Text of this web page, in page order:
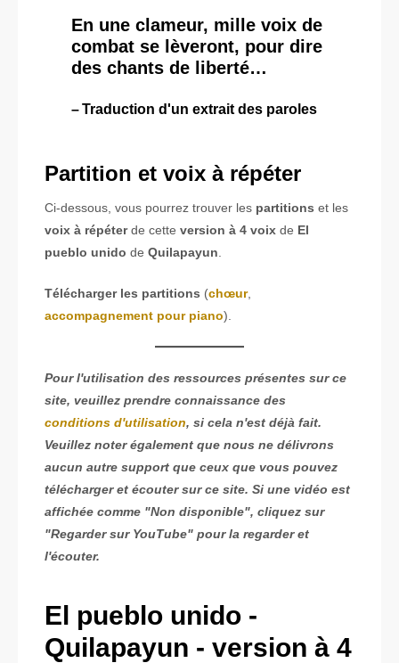
En une clameur, mille voix de
combat se lèveront, pour dire
des chants de liberté…
Traduction d'un extrait des paroles
Partition et voix à répéter
Ci-dessous, vous pourrez trouver les partitions et les
voix à répéterde cette version à 4 voix de El
pueblo unido de Quilapayun
Télécharger les partitions (chœur,
accompagnement pour piano).
Pour l'utilisation des ressources présentes sur ce
site, veuillez prendre connaissance des
conditions d'utilisation, si cela n'est déjà fait.
Veuillez noter également que nous ne délivrons
aucun autre support que ceux que vous pouvez
télécharger et écouter sur ce site. Si une vidéo est
affichée comme "Non disponible", cliquez sur
"Regarder sur YouTube" pour la regarder et
l'écouter.
El pueblo unido -
Quilapayun - version à 4